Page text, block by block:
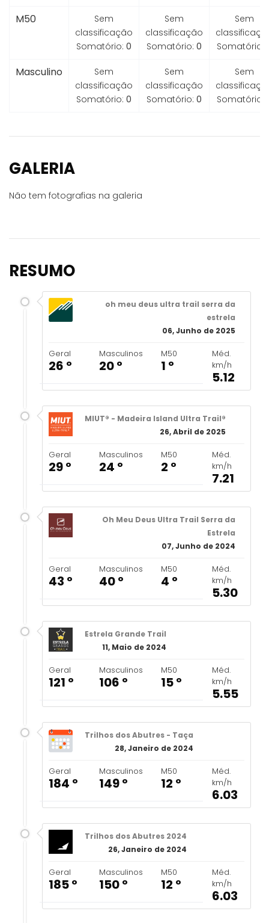
M50
Sem
classificação
Somatório: 0
Sem
classificação
Somatório: 0
Sem
Somatório:
Masculino
Sem
classificação
Somatório: 0
Sem
classificação
Somatório: 0
Sem
Somatório:
GALERIA
Não tem fotografias na galeria
RESUMO
oh meu deus ultra trail serra da
estrela
06, Junho de 2025
Geral
26 º
Masculinos
20 º
M50
1 º
Méd.
km/h
5.12
MIUT® - Madeira Island Ultra Trail®
26, Abril de 2025
Geral
29 º
Masculinos
24 º
M50
2 º
Méd.
km/h
7.21
Oh Meu Deus Ultra Trail Serra da
Estrela
07, Junho de 2024
Geral
43 º
Masculinos
40 º
M50
4 º
Méd.
km/h
5.30
Estrela Grande Trail
11, Maio de 2024
Geral
121 º
Masculinos
106 º
M50
15 º
Méd.
km/h
5.55
Trilhos dos Abutres - Taça
28, Janeiro de 2024
Geral
184 º
Masculinos
149 º
M50
12 º
Méd.
km/h
6.03
Trilhos dos Abutres 2024
26, Janeiro de 2024
Geral
185 º
Masculinos
150 º
M50
12 º
Méd.
km/h
6.03